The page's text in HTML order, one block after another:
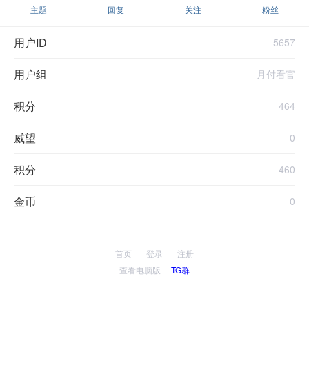
主题 回复 关注 粉丝
用户ID 5657
用户组 月付看官
积分 464
威望 0
积分 460
金币 0
首页 | 登录 | 注册
查看电脑版 | TG群